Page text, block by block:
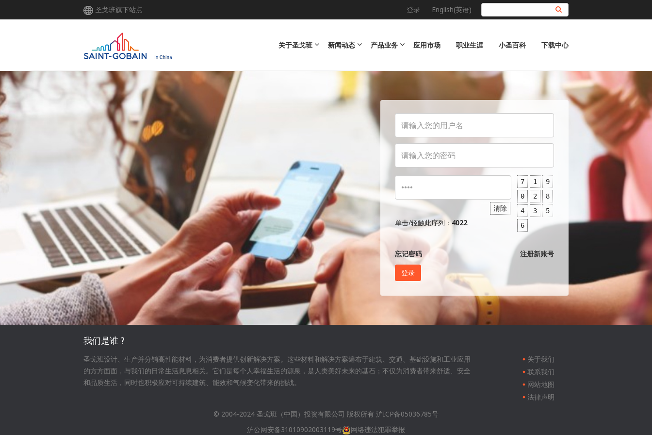
圣戈班旗下站点 登录 English(英语)
关于圣戈班 新闻动态 产品业务 应用市场 职业生涯 小圣百科 下载中心
清除
7 1
9
0
2
8
4
3
5
6
单击/轻触此序列：4022
注册新账号
忘记密码
我们是谁 ?
圣戈班设计、生产并分销高性能材料，为消费者提供创新解决方案。这些材料和解决方案遍布于建筑、交通、基础设施和工业应用
的方方面面，与我们的日常生活息息相关。它们是每个人幸福生活的源泉，是人类美好未来的基石；不仅为消费者带来舒适、安全
和品质生活，同时也积极应对可持续建筑、能效和气候变化带来的挑战。
关于我们
联系我们
网站地图
法律声明
© 2004-2024 圣戈班（中国）投资有限公司 版权所有 沪ICP备05036785号
沪公网安备31010902003119号
网络违法犯罪举报